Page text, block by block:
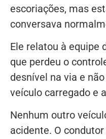
escoriações, mas
conversava
Ele relatou à equipe
que perdeu o
desnível na via e
veículo carregado e
Nenhum outro
acidente. O